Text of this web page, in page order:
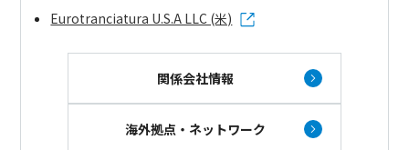
Eurotranciatura U.S.A LLC (米)
関係会社情報
海外拠点・ネットワーク